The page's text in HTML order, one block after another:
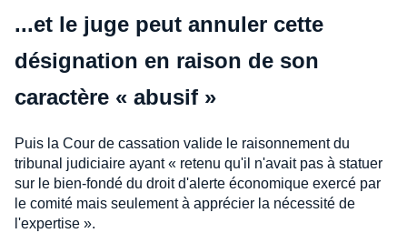
...et le juge peut annuler cette
désignation en raison de son
caractère « abusif »
Puis la Cour de cassation valide le raisonnement du
tribunal judiciaire ayant « retenu qu'il n'avait pas à statuer
sur le bien-fondé du droit d'alerte économique exercé par
le comité mais seulement à apprécier la nécessité de
l'expertise ».